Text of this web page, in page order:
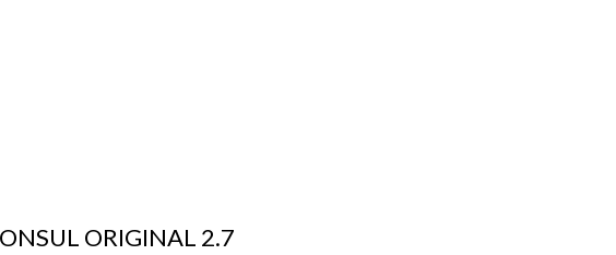
ORIGINAL 2.7